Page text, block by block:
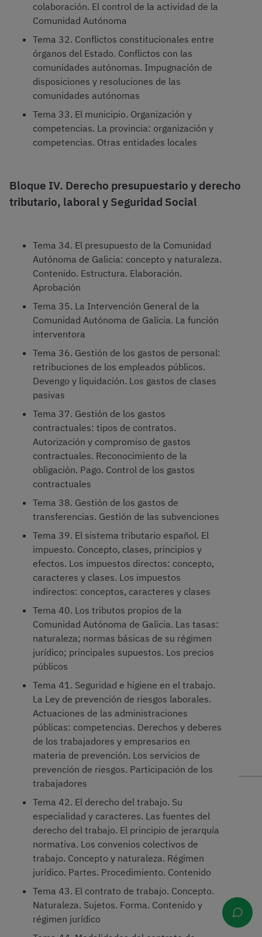
colaboración. El control de la actividad de la
Comunidad Autónoma
Tema 32. Conflictos constitucionales entre
órganos del Estado. Conflictos con las
comunidades autónomas. Impugnación de
disposiciones y resoluciones de las
comunidades autónomas
Tema 33. El municipio. Organización y
competencias. La provincia: organización y
competencias. Otras entidades locales
Bloque IV. Derecho presupuestario y derecho
tributario, laboral y Seguridad Social
Tema 34. El presupuesto de la Comunidad
Autónoma de Galicia: concepto y naturaleza.
Contenido. Estructura. Elaboración.
Aprobación
Tema 35. La Intervención General de la
Comunidad Autónoma de Galicia. La función
interventora
Tema 36. Gestión de los gastos de personal:
retribuciones de los empleados públicos.
Devengo y liquidación. Los gastos de clases
pasivas
Tema 37. Gestión de los gastos
contractuales: tipos de contratos.
Autorización y compromiso de gastos
contractuales. Reconocimiento de la
obligación. Pago. Control de los gastos
contractuales
Tema 38. Gestión de los gastos de
transferencias. Gestión de las subvenciones
Tema 39. El sistema tributario español. El
impuesto. Concepto, clases, principios y
efectos. Los impuestos directos: concepto,
caracteres y clases. Los impuestos
indirectos: conceptos, caracteres y clases
Tema 40. Los tributos propios de la
Comunidad Autónoma de Galicia. Las tasas:
naturaleza; normas básicas de su régimen
jurídico; principales supuestos. Los precios
públicos
Tema 41. Seguridad e higiene en el trabajo.
La Ley de prevención de riesgos laborales.
Actuaciones de las administraciones
públicas: competencias. Derechos y deberes
de los trabajadores y empresarios en
materia de prevención. Los servicios de
prevención de riesgos. Participación de los
trabajadores
Tema 42. El derecho del trabajo. Su
especialidad y caracteres. Las fuentes del
derecho del trabajo. El principio de jerarquía
normativa. Los convenios colectivos de
trabajo. Concepto y naturaleza. Régimen
jurídico. Partes. Procedimiento. Contenido
Tema 43. El contrato de trabajo. Concepto.
Naturaleza. Sujetos. Forma. Contenido y
régimen jurídico